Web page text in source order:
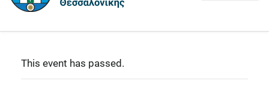
This event has passed.